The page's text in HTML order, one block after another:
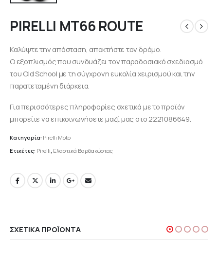
PIRELLI MT66 ROUTE
Καλύψτε την απόσταση, αποκτήστε τον δρόμο.
Ο εξοπλισμός που συνδυάζει τον παραδοσιακό σχεδιασμό
του Old School με τη σύγχρονη ευκολία χειρισμού και την
παρατεταμένη διάρκεια.
Για περισσότερες πληροφορίες σχετικά με το προϊόν
μπορείτε να επικοινωνήσετε μαζί μας στο 2221086649.
Κατηγορία: Pirelli Moto
Ετικέτες: Pirelli, Ελαστικά Βαρδακώστας
ΣΧΕΤΙΚΆ ΠΡΟΪΌΝΤΑ